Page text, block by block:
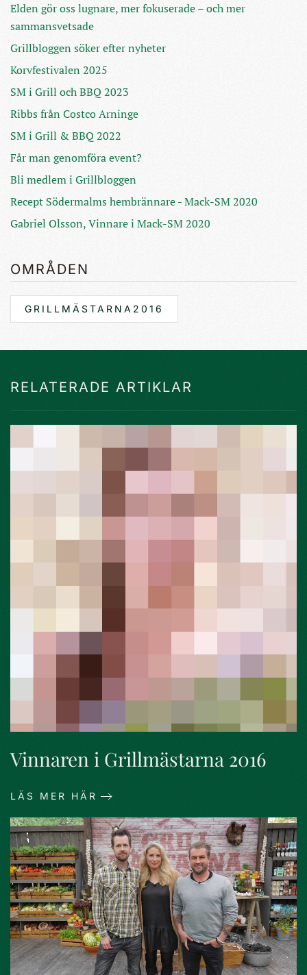
Elden gör oss lugnare, mer fokuserade – och mer
sammansvetsade
Grillbloggen söker efter nyheter
Korvfestivalen 2025
SM i Grill och BBQ 2023
Ribbs från Costco Arninge
SM i Grill & BBQ 2022
Får man genomföra event?
Bli medlem i Grillbloggen
Recept Södermalms hembrännare - Mack-SM 2020
Gabriel Olsson, Vinnare i Mack-SM 2020
OMRÅDEN
GRILLMÄSTARNA2016
RELATERADE ARTIKLAR
Vinnaren i Grillmästarna 2016
LÄS MER HÄR